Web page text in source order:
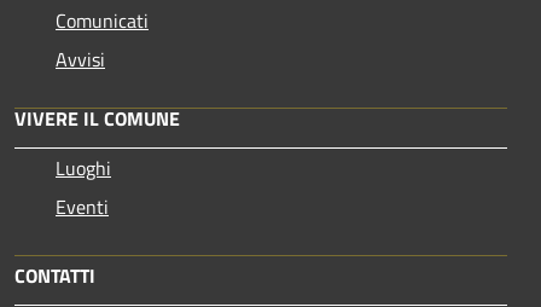
Comunicati
Avvisi
VIVERE IL COMUNE
Luoghi
Eventi
CONTATTI